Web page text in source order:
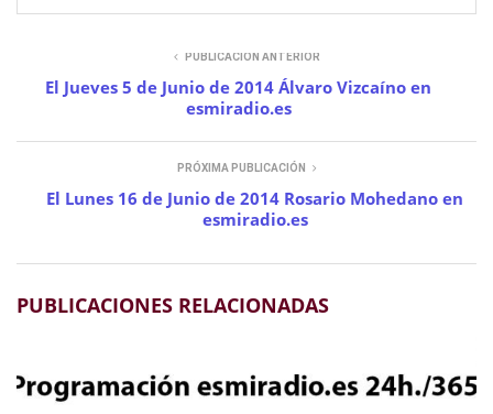
PUBLICACIÓN ANTERIOR
El Jueves 5 de Junio de 2014 Álvaro Vizcaíno en
esmiradio.es
PRÓXIMA PUBLICACIÓN
El Lunes 16 de Junio de 2014 Rosario Mohedano en
esmiradio.es
PUBLICACIONES RELACIONADAS